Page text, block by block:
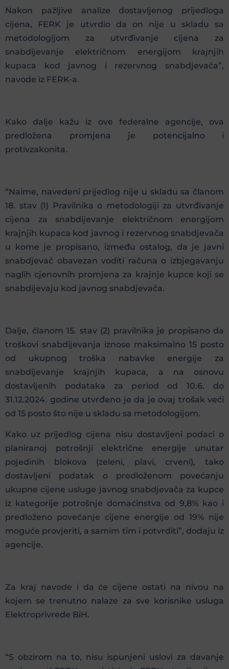
Nakon pažljive analize dostavljenog prijedloga
cijena, FERK je utvrdio da on nije u skladu sa
metodologijom za utvrđivanje cijena za
snabdijevanje električnom energijom krajnjih
kupaca kod javnog i rezervnog snabdjevača”,
navode iz FERK-a.
Kako dalje kažu iz ove federalne agencije, ova
predložena promjena je potencijalno i
protivzakonita.
“Naime, navedeni prijedlog nije u skladu sa članom
18. stav (1) Pravilnika o metodologiji za utvrđivanje
cijena za snabdijevanje električnom energijom
krajnjih kupaca kod javnog i rezervnog snabdjevača
u kome je propisano, između ostalog, da je javni
snabdjevač obavezan voditi računa o izbjegavanju
naglih cjenovnih promjena za krajnje kupce koji se
snabdijevaju kod javnog snabdjevača.
Dalje, članom 15. stav (2) pravilnika je propisano da
troškovi snabdijevanja iznose maksimalno 15 posto
od ukupnog troška nabavke energije za
snabdijevanje krajnjih kupaca, a na osnovu
dostavljenih podataka za period od 10.6. do
31.12.2024. godine utvrđeno je da je ovaj trošak veći
od 15 posto što nije u skladu sa metodologijom.
Kako uz prijedlog cijena nisu dostavljeni podaci o
planiranoj potrošnji električne energije unutar
pojedinih blokova (zeleni, plavi, crveni), tako
dostavljeni podatak o predloženom povećanju
ukupne cijene usluge javnog snabdjevača za kupce
iz kategorije potrošnje domaćinstva od 9,8% kao i
predloženo povećanje cijene energije od 19% nije
moguće provjeriti, a samim tim i potvrditi”, dodaju iz
agencije.
Za kraj navode i da će cijene ostati na nivou na
kojem se trenutno nalaze za sve korisnike usluga
Elektroprivrede BiH.
“S obzirom na to, nisu ispunjeni uslovi za davanje